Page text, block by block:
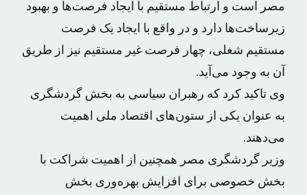
مصر است و ارتباط مستقیم با ایجاد فرصت‌ها و بهبود
زیرساخت‌ها دارد و در واقع با ایجاد یک فرصت
مستقیم شغلی، چهار فرصت غیر مستقیم نیز از طریق
آن به وجود می‌آید.
وی تاکید کرد که رهبران سیاسی به بخش گردشگری
به عنوان یکی از ستون‌های اقتصاد ملی اهمیت
می‌دهند.
وزیر گردشگری مصر همچنین از اهمیت شراکت با
بخش خصوصی برای افزایش بهره‌وری بخش